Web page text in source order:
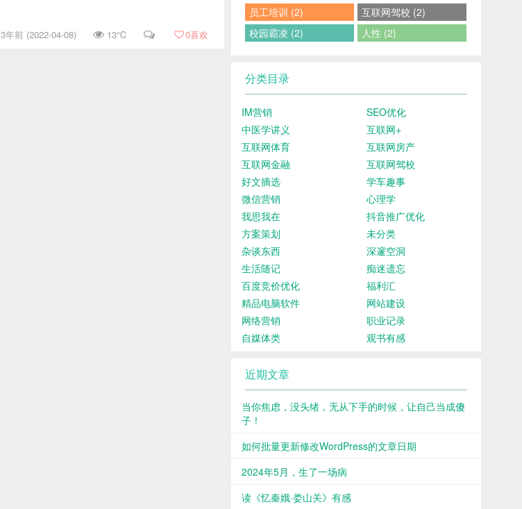
3年前 (2022-04-08) 13℃ 0喜欢
员工培训 (2)
互联网驾校 (2)
校园霸凌 (2)
人性 (2)
分类目录
IM营销
SEO优化
中医学讲义
互联网+
互联网体育
互联网房产
互联网金融
互联网驾校
好文摘选
学车趣事
微信营销
心理学
我思我在
抖音推广优化
方案策划
未分类
杂谈东西
深邃空洞
生活随记
痴迷遗忘
百度竞价优化
福利汇
精品电脑软件
网站建设
网络营销
职业记录
自媒体类
观书有感
近期文章
当你焦虑，没头绪，无从下手的时候，让自己当成傻
子！
如何批量更新修改WordPress的文章日期
2024年5月，生了一场病
读《忆秦娥·娄山关》有感